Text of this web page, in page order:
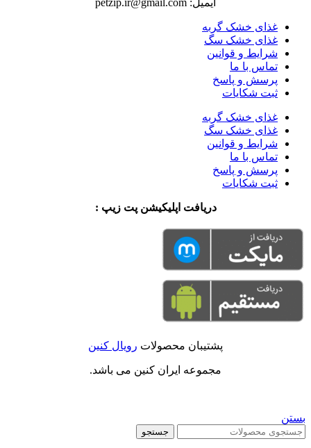
ایمیل: petzip.ir@gmail.com
غذای خشک گربه
غذای خشک سگ
شرایط و قوانین
تماس با ما
پرسش و پاسخ
ثبت شکایات
غذای خشک گربه
غذای خشک سگ
شرایط و قوانین
تماس با ما
پرسش و پاسخ
ثبت شکایات
دریافت اپلیکیشن پت زیپ :
پشتیبان محصولات رویال کنین
مجموعه ایران کنین می باشد.
بستن
جستجو